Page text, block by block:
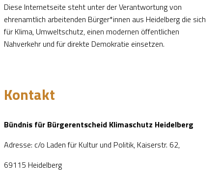
Diese Internetseite steht unter der Verantwortung von
ehrenamtlich arbeitenden Bürger*innen aus Heidelberg die sich
für Klima, Umweltschutz, einen modernen öffentlichen
Nahverkehr und für direkte Demokratie einsetzen.
Kontakt
Bündnis für Bürgerentscheid Klimaschutz Heidelberg
Adresse: c/o Laden für Kultur und Politik, Kaiserstr. 62,
69115 Heidelberg